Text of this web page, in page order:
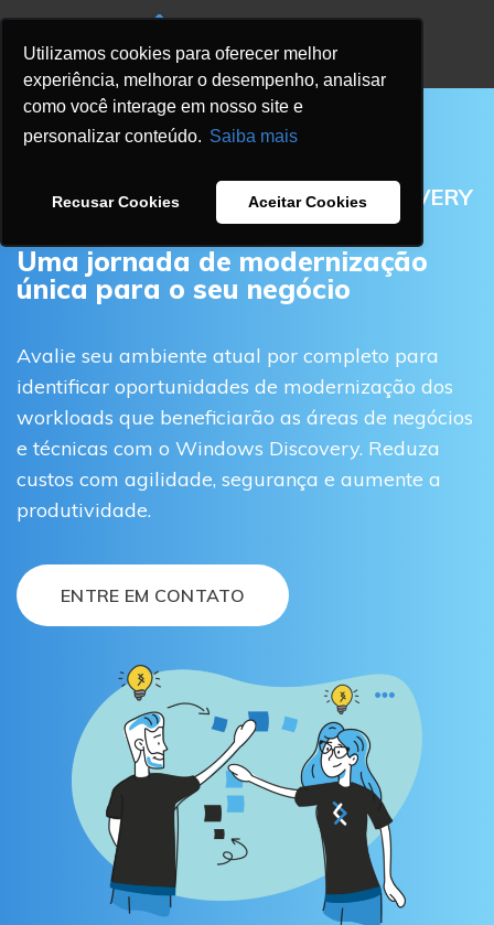
Utilizamos cookies para oferecer melhor
experiência, melhorar o desempenho, analisar
como você interage em nosso site e
personalizar conteúdo. Saiba mais
Recusar Cookies Aceitar Cookies
WINDOWS MODERNISATION DISCOVERY
Uma jornada de modernização
única para o seu negócio
Avalie seu ambiente atual por completo para
identificar oportunidades de modernização dos
workloads que beneficiarão as áreas de negócios
e técnicas com o Windows Discovery. Reduza
custos com agilidade, segurança e aumente a
produtividade.
ENTRE EM CONTATO